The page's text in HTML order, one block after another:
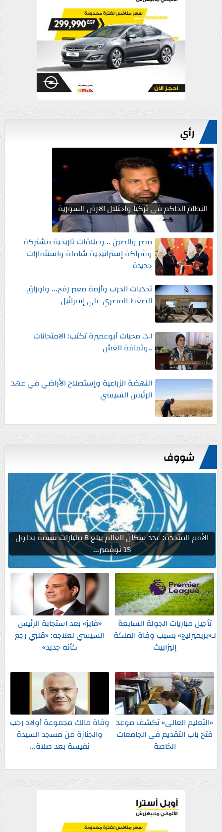
رأي
النظام الحاكم في تركيا واحتلال الارض السورية
مصر والصين .. وعلاقات تاريخية مشتركة
وشراكة إستراتيجية شاملة واستثمارات
جديدة
تحديات الحرب وأزمة معبر رفح... واوراق
الضغط المصري علي إسرائيل
ا.د. محبات أبوعميرة تكتب: الامتحانات
..وثقافة الغش
النهضة الزراعية وإستصلاح الأراضي في عهد
الرئيس السيسي
شووف
الأمم المتحدة: عدد سكان العالم يبلغ 8 مليارات نسمة بحلول
15 نوفمبر...
تأجيل مباريات الجولة السابعة
لـ«بريميرليج» بسبب وفاة الملكة
إليزابيث
«فايز» بعد استجابة الرئيس
السيسي لعلاجه: «قلبي رجع
كأنه جديد»
«التعليم العالى» تكشف موعد
فتح باب التقديم فى الجامعات
الخاصة
وفاة مالك مجموعة أولاد رجب
والجنازة من مسجد السيدة
نفيسة بعد صلاة...